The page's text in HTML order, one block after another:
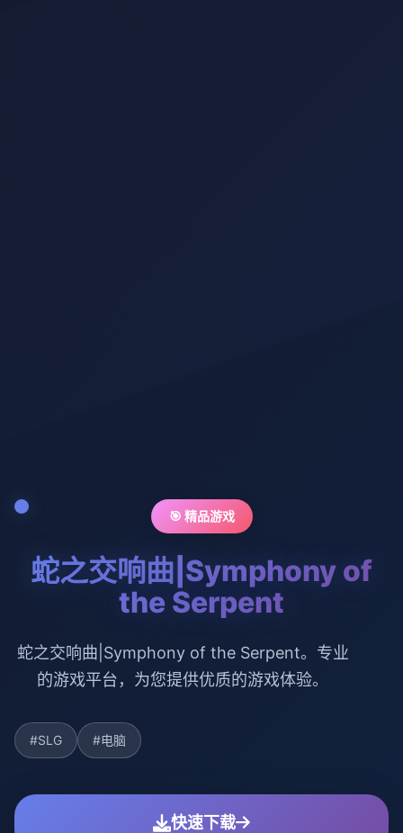
🎯 精品游戏
蛇之交响曲|Symphony of
the Serpent
蛇之交响曲|Symphony of the Serpent。专业
的游戏平台，为您提供优质的游戏体验。
#SLG #电脑
快速下载